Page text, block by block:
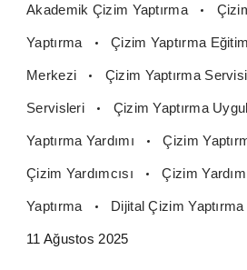
Akademik Çizim Yaptırma
Yaptırma Çizim Yaptırma
Merkezi Çizim Yaptırma Servisi
Servisleri Çizim Yaptırma
Yaptırma Yardımı Çizim
Çizim Yardımcısı Çizim
Yaptırma Dijital Çizim Yaptırma
11 Ağustos 2025